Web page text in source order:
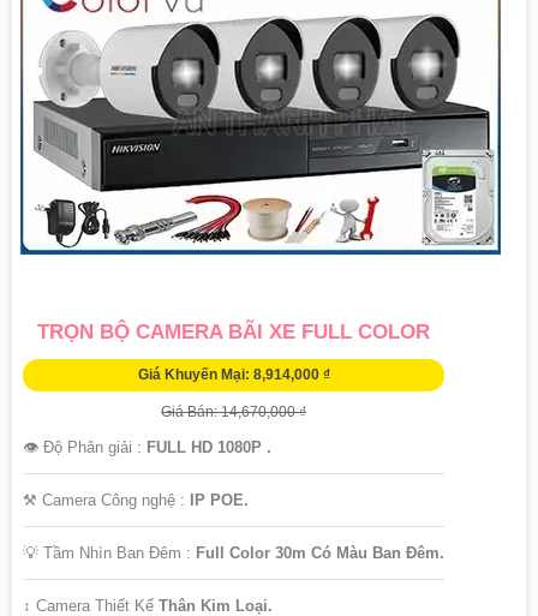
TRỌN BỘ CAMERA BÃI XE FULL COLOR
Giá Khuyến Mại: 8,914,000 ₫
Giá Bán: 14,670,000 ₫
👁 Độ Phân giải : FULL HD 1080P .
⚒ Camera Công nghệ : IP POE.
💡 Tầm Nhìn Ban Đêm : Full Color 30m Có Màu Ban Đêm.
↕️ Camera Thiết Kế Thân Kim Loại.